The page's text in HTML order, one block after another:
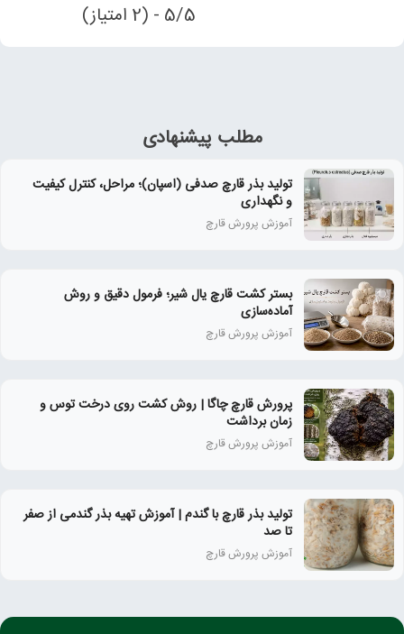
5/5 - (2 امتیاز)
مطلب پیشنهادی
تولید بذر قارچ صدفی (اسپان)؛ مراحل، کنترل کیفیت
و نگهداری
آموزش پرورش قارچ
بستر کشت قارچ یال شیر؛ فرمول دقیق و روش
آماده‌سازی
آموزش پرورش قارچ
پرورش قارچ چاگا | روش کشت روی درخت توس و
زمان برداشت
آموزش پرورش قارچ
تولید بذر قارچ با گندم | آموزش تهیه بذر گندمی از صفر
تا صد
آموزش پرورش قارچ